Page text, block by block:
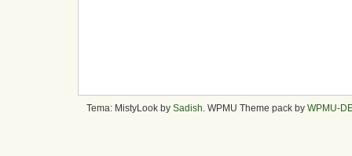
Tema: MistyLook by Sadish . WPMU Theme pack by WPMU-